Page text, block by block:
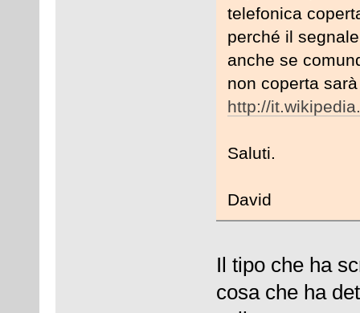
telefonica
perché il
anche se
non coperta
http://
Saluti.
David
Il tipo che ha
cosa che ha